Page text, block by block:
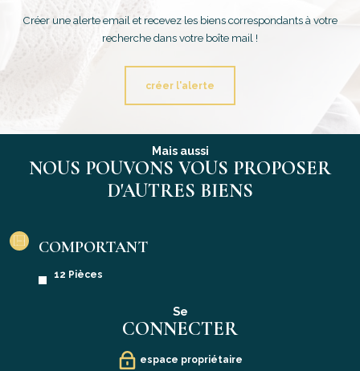
Créer une alerte email et recevez les biens correspondants à votre
recherche dans votre boîte mail !
créer l'alerte
Mais aussi
NOUS POUVONS VOUS PROPOSER
D'AUTRES BIENS
COMPORTANT
12 Pièces
Se
CONNECTER
espace propriétaire